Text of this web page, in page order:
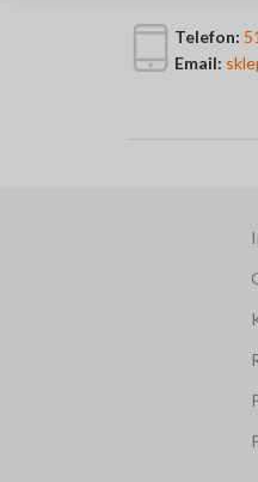
Telefon:
Email: